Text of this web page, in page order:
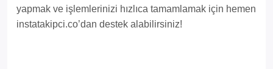
yapmak ve işlemlerinizi hızlıca tamamlamak için hemen
instatakipci.co’dan destek alabilirsiniz!